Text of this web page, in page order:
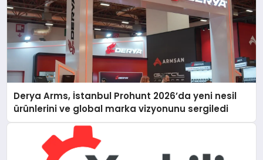
Derya Arms, İstanbul Prohunt 2026’da yeni nesil
ürünlerini ve global marka vizyonunu sergiledi